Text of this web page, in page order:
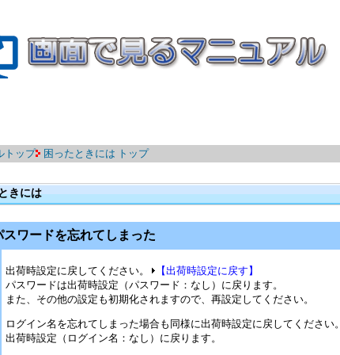
トップ
困ったときには トップ
きには
スワードを忘れてしまった
出荷時設定に戻してください。
【出荷時設定に戻す】
パスワードは出荷時設定（パスワード：なし）に戻ります。
また、その他の設定も初期化されますので、再設定してください。
ログイン名を忘れてしまった場合も同様に出荷時設定に戻してください。
出荷時設定（ログイン名：なし）に戻ります。